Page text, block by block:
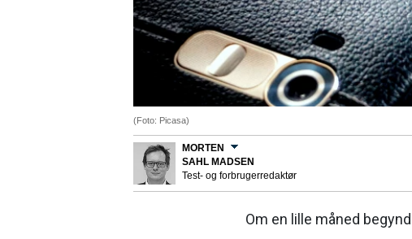
(Foto: Picasa)
MORTEN
SAHL MADSEN
Test- og forbrugerredaktør
Om en lille måned